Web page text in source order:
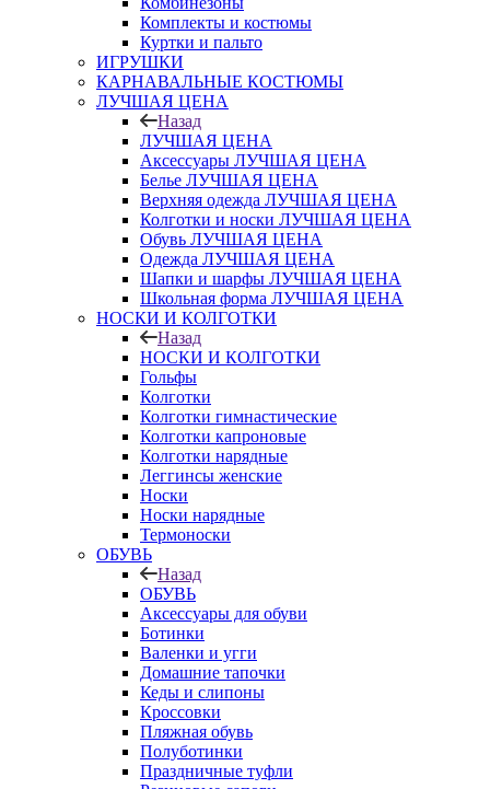
Комплекты и костюмы
Куртки и пальто
ИГРУШКИ
КАРНАВАЛЬНЫЕ КОСТЮМЫ
ЛУЧШАЯ ЦЕНА
Назад
ЛУЧШАЯ ЦЕНА
Аксессуары ЛУЧШАЯ ЦЕНА
Белье ЛУЧШАЯ ЦЕНА
Верхняя одежда ЛУЧШАЯ ЦЕНА
Колготки и носки ЛУЧШАЯ ЦЕНА
Обувь ЛУЧШАЯ ЦЕНА
Одежда ЛУЧШАЯ ЦЕНА
Шапки и шарфы ЛУЧШАЯ ЦЕНА
Школьная форма ЛУЧШАЯ ЦЕНА
НОСКИ И КОЛГОТКИ
Назад
НОСКИ И КОЛГОТКИ
Гольфы
Колготки
Колготки гимнастические
Колготки капроновые
Колготки нарядные
Леггинсы женские
Носки
Носки нарядные
Термоноски
ОБУВЬ
Назад
ОБУВЬ
Аксессуары для обуви
Ботинки
Валенки и угги
Домашние тапочки
Кеды и слипоны
Кроссовки
Пляжная обувь
Полуботинки
Праздничные туфли